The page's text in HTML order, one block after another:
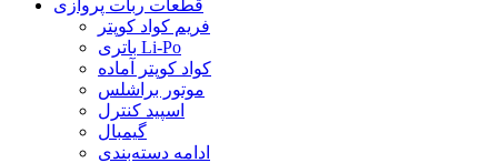
قطعات ربات پروازی
فریم کواد کوپتر
باتری Li-Po
کواد کوپتر آماده
موتور براشلس
اسپید کنترل
گیمبال
ادامه دسته‌بندی